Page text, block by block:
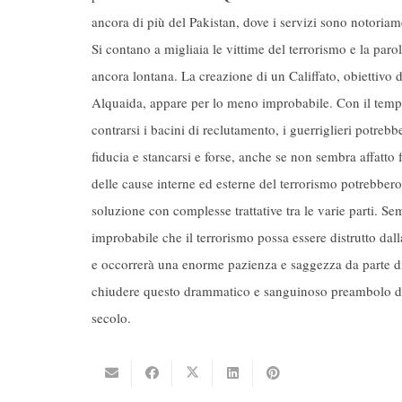
ancora di più del Pakistan, dove i servizi sono
Si contano a migliaia le vittime del terrorismo e la
ancora lontana. La creazione di un Califfato, obiettivo
Alquaida, appare per lo meno improbabile. Con il
contrarsi i bacini di reclutamento, i guerriglieri
fiducia e stancarsi e forse, anche se non sembra
delle cause interne ed esterne del terrorismo
soluzione con complesse trattative tra le varie parti.
improbabile che il terrorismo possa essere distrutto
e occorrerà una enorme pazienza e saggezza da parte
chiudere questo drammatico e sanguinoso preambolo
secolo.